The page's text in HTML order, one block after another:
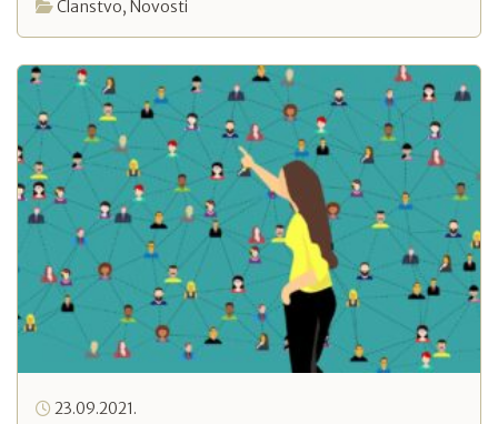
Članstvo, Novosti
23.09.2021.